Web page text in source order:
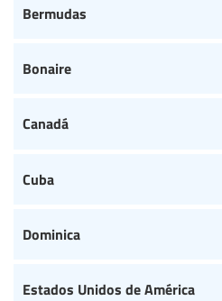
Bermudas
Bonaire
Canadá
Cuba
Dominica
Estados Unidos de América